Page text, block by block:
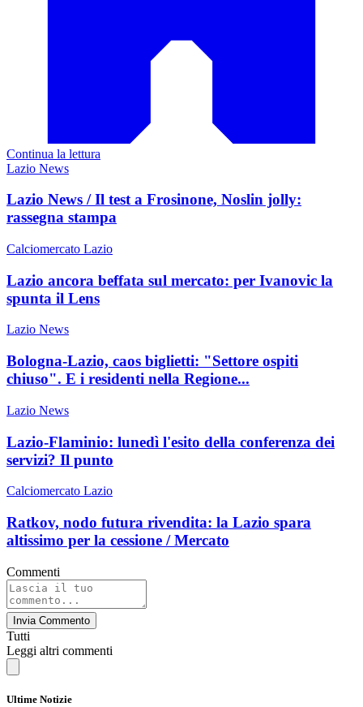
Continua la lettura
Lazio News
Lazio News / Il test a Frosinone, Noslin jolly:
rassegna stampa
Calciomercato Lazio
Lazio ancora beffata sul mercato: per Ivanovic la
spunta il Lens
Lazio News
Bologna-Lazio, caos biglietti: "Settore ospiti
chiuso". E i residenti nella Regione...
Lazio News
Lazio-Flaminio: lunedì l'esito della conferenza dei
servizi? Il punto
Calciomercato Lazio
Ratkov, nodo futura rivendita: la Lazio spara
altissimo per la cessione / Mercato
Commenti
Invia Commento
Tutti
Leggi altri commenti
Ultime Notizie